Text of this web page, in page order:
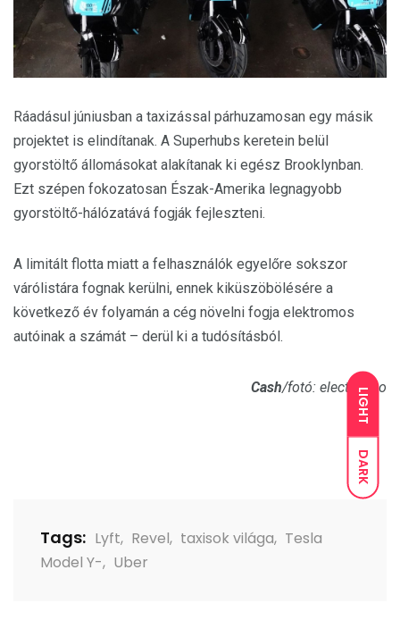
LIGHT
DARK
Ráadásul júniusban a taxizással párhuzamosan egy másik
projektet is elindítanak. A Superhubs keretein belül
gyorstöltő állomásokat alakítanak ki egész Brooklynban.
Ezt szépen fokozatosan Észak-Amerika legnagyobb
gyorstöltő-hálózatává fogják fejleszteni.
A limitált flotta miatt a felhasználók egyelőre sokszor
várólistára fognak kerülni, ennek kiküszöbölésére a
következő év folyamán a cég növelni fogja elektromos
autóinak a számát – derül ki a tudósításból.
Cash/fotó: electrek.co
Tags: Lyft, Revel, taxisok világa, Tesla
Model Y-, Uber